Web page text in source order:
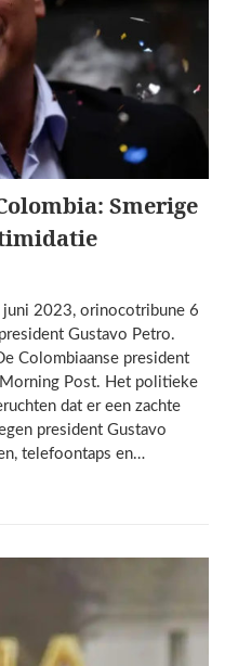
Smerige
juni 2023, orinocotribune 6
Gustavo Petro.
Colombiaanse president
Post. Het politieke
dat er een zachte
president Gustavo
telefoontaps en…